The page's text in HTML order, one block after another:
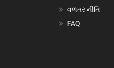
વળતર નીતિ
FAQ